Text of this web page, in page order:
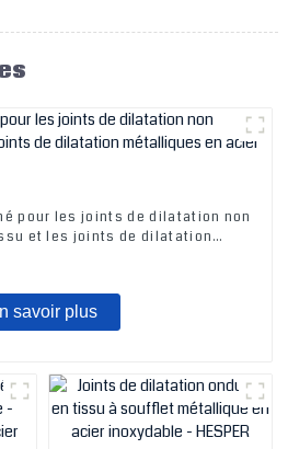
pour les joints de dilatation non
et les joints de dilatation
savoir plus